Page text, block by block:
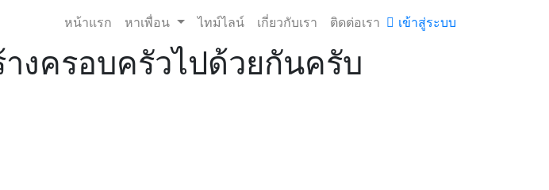
หน้าแรก หาเพื่อน ไทม์ไลน์ เกี่ยวกับเรา ติดต่อเรา เข้าสู่ระบบ
งครอบครัวไปด้วยกันครับ